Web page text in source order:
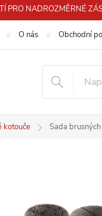
PRO NADROZMĚRNÉ
O nás Obchodní
kotouče Sada